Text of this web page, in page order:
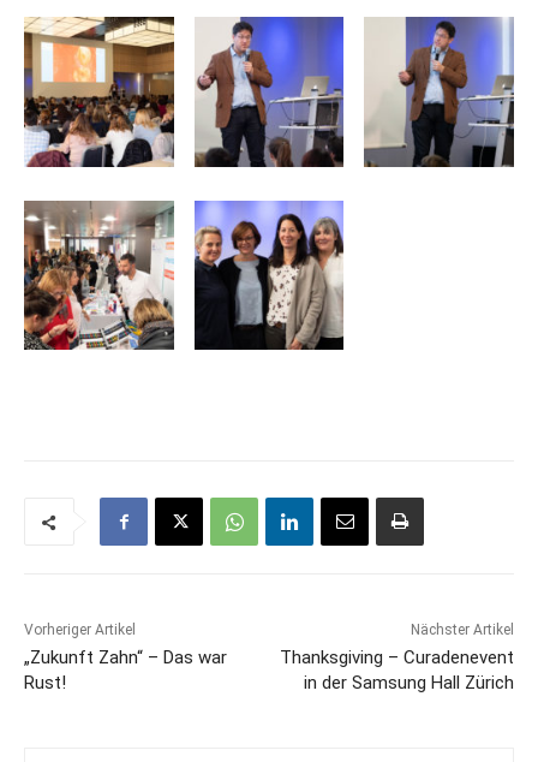
Vorheriger Artikel
„Zukunft Zahn“ – Das war
Rust!
Nächster Artikel
Thanksgiving – Curadenevent
in der Samsung Hall Zürich